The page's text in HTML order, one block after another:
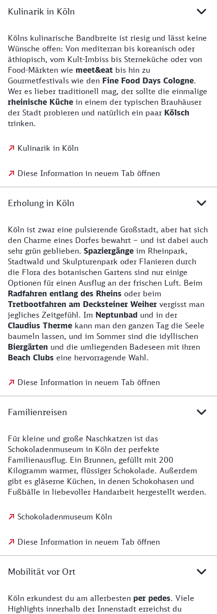
Kulinarik in Köln
Kölns kulinarische Bandbreite ist riesig und lässt keine
Wünsche offen: Von mediterran bis koreanisch oder
äthiopisch, vom Kult-Imbiss bis Sterneküche oder von
Food-Märkten wie meet&eat bis hin zu
Gourmetfestivals wie den Fine Food Days Cologne.
Wer es lieber traditionell mag, der sollte die einmalige
rheinische Küche in einem der typischen Brauhäuser
der Stadt probieren und natürlich ein paar Kölsch
trinken.
Kulinarik in Köln
Diese Information in neuem Tab öffnen
Erholung in Köln
Köln ist zwar eine pulsierende Großstadt, aber hat sich
den Charme eines Dorfes bewahrt – und ist dabei auch
sehr grün geblieben. Spaziergänge im Rheinpark,
Stadtwald und Skulpturenpark oder Flanieren durch
die Flora des botanischen Gartens sind nur einige
Optionen für einen Ausflug an der frischen Luft. Beim
Radfahren entlang des Rheins oder beim
Tretbootfahren am Decksteiner Weiher vergisst man
jegliches Zeitgefühl. Im Neptunbad und in der
Claudius Therme kann man den ganzen Tag die Seele
baumeln lassen, und im Sommer sind die idyllischen
Biergärten und die umliegenden Badeseen mit ihren
Beach Clubs eine hervorragende Wahl.
Diese Information in neuem Tab öffnen
Familienreisen
Für kleine und große Naschkatzen ist das
Schokoladenmuseum in Köln der perfekte
Familienausflug. Ein Brunnen, gefüllt mit 200
Kilogramm warmer, flüssiger Schokolade. Außerdem
gibt es gläserne Küchen, in denen Schokohasen und
Fußbälle in liebevoller Handarbeit hergestellt werden.
Schokoladenmuseum Köln
Diese Information in neuem Tab öffnen
Mobilität vor Ort
Köln erkundest du am allerbesten per pedes. Viele
Highlights innerhalb der Innenstadt erreichst du